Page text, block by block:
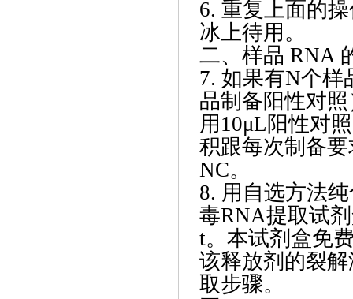
6. 重复上面的
冰上待用。
二、样品 RNA
7. 如果有N个样
品制备阳性对
用10μL阳性对
积跟每次制备
NC。
8. 用自选方法
毒RNA提取试
t。本试剂盒免
该释放剂的裂
取步骤。